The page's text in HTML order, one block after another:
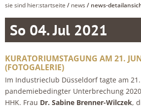
sie sind hier:startseite / news/ news-
So 04. Jul 2021
KURATORIUMSTAGUNG AM 21.
(FOTOGALERIE)
Im Industrieclub Düsseldorf tagte am
pandemiebedingter Unterbrechung
HHK. Frau Dr. Sabine Brenner-Wilczek,